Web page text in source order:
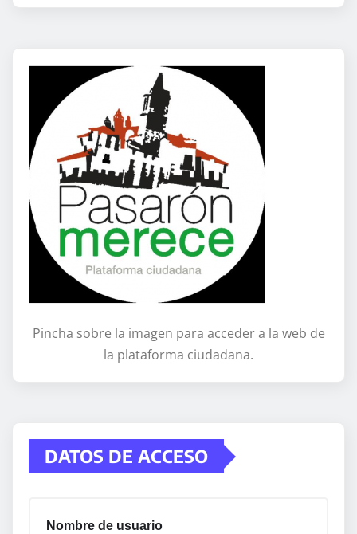
Pincha sobre la imagen para acceder a la web de
la plataforma ciudadana.
DATOS DE ACCESO
Nombre de usuario